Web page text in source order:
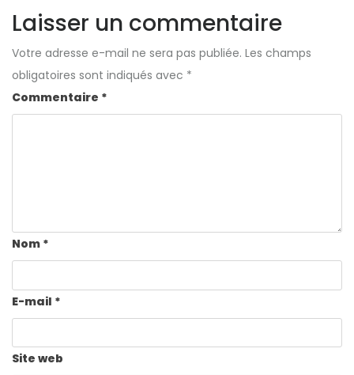
Laisser un commentaire
Votre adresse e-mail ne sera pas publiée. Les champs
obligatoires sont indiqués avec *
Commentaire *
Nom *
E-mail *
Site web